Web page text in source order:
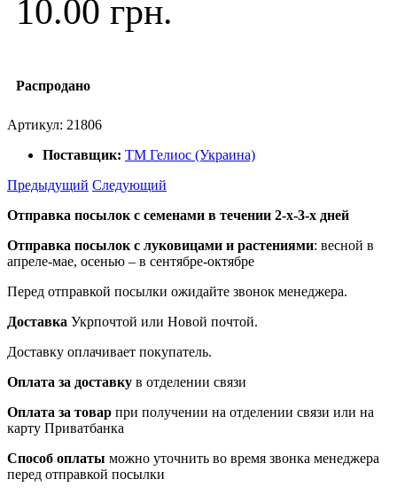
10.00 грн.
Распродано
Артикул: 21806
Поставщик: ТМ Гелиос (Украина)
Предыдущий Следующий
Отправка посылок с семенами в течении 2-х-3-х дней
Отправка посылок с луковицами и растениями: весной в
апреле-мае, осенью – в сентябре-октябре
Перед отправкой посылки ожидайте звонок менеджера.
Доставка Укрпочтой или Новой почтой.
Доставку оплачивает покупатель.
Оплата за доставку в отделении связи
Оплата за товар при получении на отделении связи или на
карту Приватбанка
Способ оплаты можно уточнить во время звонка менеджера
перед отправкой посылки